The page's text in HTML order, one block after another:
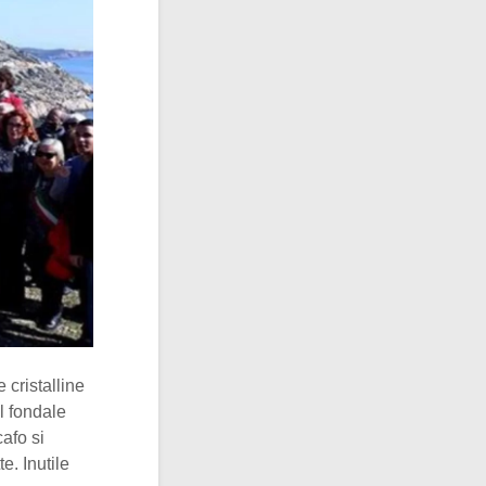
cristalline
fondale
si
Inutile